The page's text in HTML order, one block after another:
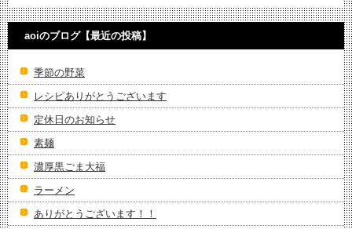
aoiのブログ【最近の投稿】
季節の野菜
レシピありがとうございます
定休日のお知らせ
素麺
濃厚黒ごま大福
ラーメン
ありがとうございます！！